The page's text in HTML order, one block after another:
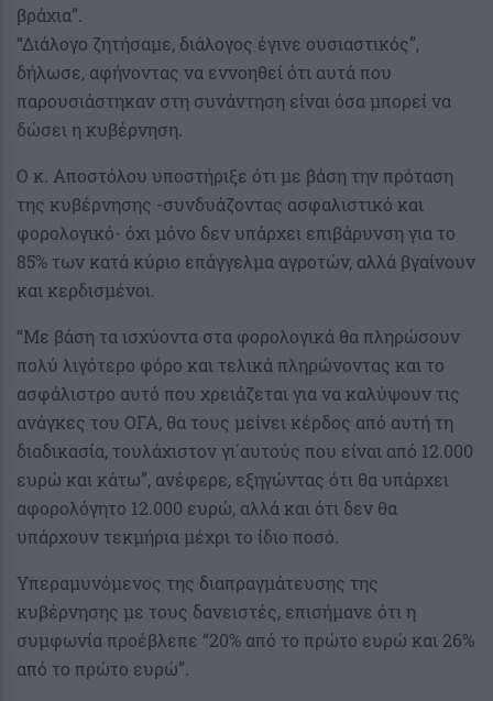
βράχια”.
“Διάλογο ζητήσαμε, διάλογος έγινε ουσιαστικός”,
δήλωσε, αφήνοντας να εννοηθεί ότι αυτά που
παρουσιάστηκαν στη συνάντηση είναι όσα μπορεί να
δώσει η κυβέρνηση.
Ο κ. Αποστόλου υποστήριξε ότι με βάση την πρόταση
της κυβέρνησης -συνδυάζοντας ασφαλιστικό και
φορολογικό- όχι μόνο δεν υπάρχει επιβάρυνση για το
85% των κατά κύριο επάγγελμα αγροτών, αλλά βγαίνουν
και κερδισμένοι.
“Με βάση τα ισχύοντα στα φορολογικά θα πληρώσουν
πολύ λιγότερο φόρο και τελικά πληρώνοντας και το
ασφάλιστρο αυτό που χρειάζεται για να καλύψουν τις
ανάγκες του ΟΓΑ, θα τους μείνει κέρδος από αυτή τη
διαδικασία, τουλάχιστον γι΄αυτούς που είναι από 12.000
ευρώ και κάτω”, ανέφερε, εξηγώντας ότι θα υπάρχει
αφορολόγητο 12.000 ευρώ, αλλά και ότι δεν θα
υπάρχουν τεκμήρια μέχρι το ίδιο ποσό.
Υπεραμυνόμενος της διαπραγμάτευσης της
κυβέρνησης με τους δανειστές, επισήμανε ότι η
συμφωνία προέβλεπε “20% από το πρώτο ευρώ και 26%
από το πρώτο ευρώ”.